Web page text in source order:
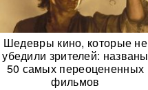
Шедевры кино, которые не
убедили зрителей: названы
50 самых переоцененных
фильмов